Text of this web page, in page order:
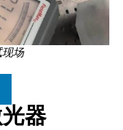
场
器